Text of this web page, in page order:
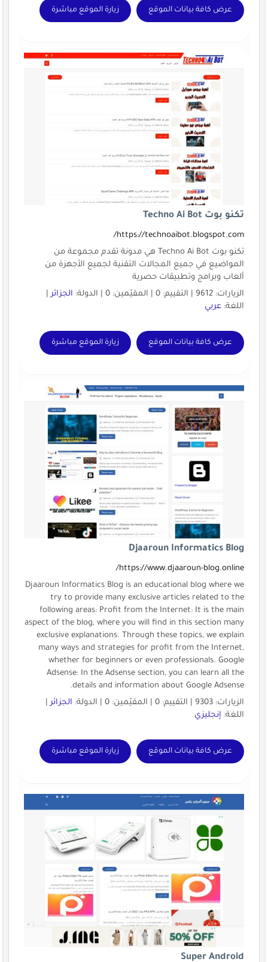
عرض كافة بيانات الموقع زيارة الموقع مباشرة
تكنو بوت Techno Ai Bot
https://technoaibot.blogspot.com/
تكنو بوت Techno Ai Bot هي مدونة تقدم مجموعة من
المواضيع في جميع المجالات التقنية لجميع الأجهزة من
ألعاب وبرامج وتطبيقات حصرية
الزيارات: 9612 | التقييم: 0 | المقيّمين: 0 | الدولة:
الجزائر|
اللغة: عربي
عرض كافة بيانات الموقع زيارة الموقع مباشرة
Djaaroun Informatics Blog
https://www.djaaroun-blog.online/
Djaaroun Informatics Blog is an educational blog where we
try to provide many exclusive articles related to the
following areas: Profit from the Internet: It is the main
aspect of the blog, where you will find in this section many
exclusive explanations. Through these topics, we explain
many ways and strategies for profit from the Internet,
whether for beginners or even professionals. Google
Adsense: In the Adsense section, you can learn all the
details and information about Google Adsense.
الزيارات: 9303 | التقييم: 0 | المقيّمين: 0 | الدولة:
الجزائر|
اللغة: إنجليزي
عرض كافة بيانات الموقع زيارة الموقع مباشرة
Super Android